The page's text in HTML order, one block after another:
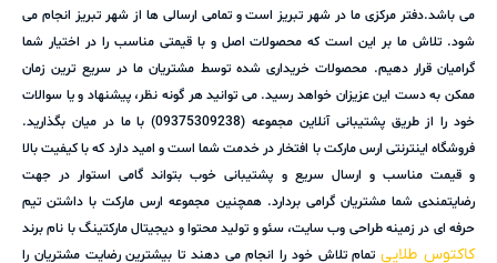
می باشد.دفتر مرکزی ما در شهر تبریز است و تمامی ارسالی ها از شهر تبریز انجام می
شود. تلاش ما بر این است که محصولات اصل و با قیمتی مناسب را در اختیار شما
گرامیان قرار دهیم. محصولات خریداری شده توسط مشتریان ما در سریع ترین زمان
ممکن به دست این عزیزان خواهد رسید. می توانید هر گونه نظر، پیشنهاد و یا سوالات
خود را از طریق پشتیبانی آنلاین مجموعه (09375309238) با ما در میان بگذارید.
فروشگاه اینترنتی ارس مارکت با افتخار در خدمت شما است و امید دارد که با کیفیت بالا
و قیمت مناسب و ارسال سریع و پشتیبانی خوب بتواند گامی استوار در جهت
رضایتمندی شما مشتریان گرامی بردارد. همچنین مجموعه ارس مارکت با داشتن تیم
حرفه ای در زمینه طراحی وب سایت، سئو و تولید محتوا و دیجیتال مارکتینگ با نام برند
کاکتوس طلاییتمام تلاش خود را انجام می دهند تا بیشترین رضایت مشتریان را